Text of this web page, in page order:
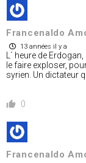
Francenaldo
13 années il y a
L´ heure de
le faire exploser,
syrien. Un dictateur
0
Francenaldo